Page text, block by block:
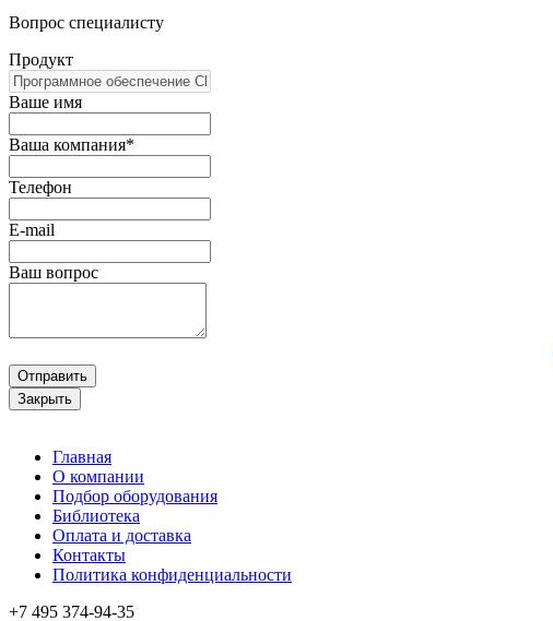
Вопрос специалисту
Продукт
Ваше имя
Ваша компания*
Телефон
E-mail
Ваш вопрос
Отправить
Закрыть
Главная
О компании
Подбор оборудования
Библиотека
Оплата и доставка
Контакты
Политика конфиденциальности
+7 495 374-94-35